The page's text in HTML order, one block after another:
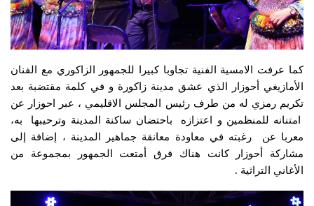
كما عرفت الامسية الفنية تجاوبا كبيرا للجمهور الزاكوري مع الفنان
الأمازيغي أحوزار الذي عشق مدينة زاكورة و في كلمة مقتضبة بعد
تكريم رمزي له من طرف رئيس المجلس الاقليمي ، عبر احوزار عن
امتنانه للمنظمين و اعتزازه باحتضان ساكنة المدينة وترحيبها به،
معربا عن رغبته في معاودة معانقة جماهير المدينة ، إضافة إلى
مشاركة أحوزار كانت هناك فرق أمتعت الجمهور بمجموعة من
الأغاني التراثية .